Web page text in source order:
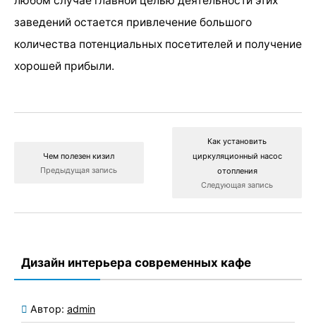
заведений остается привлечение большого
количества потенциальных посетителей и получение
хорошей прибыли.
Чем полезен кизил
Предыдущая запись
Как установить
циркуляционный насос
отопления
Следующая запись
Дизайн интерьера современных кафе
Автор: admin